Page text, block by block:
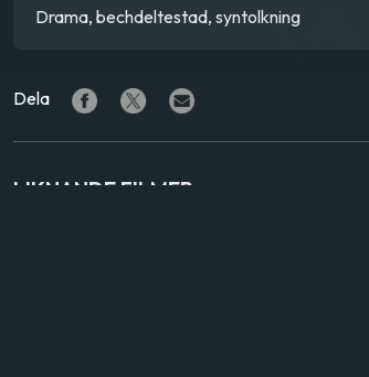
Drama, bechdeltestad, syntolkning
Dela
LIKNANDE FILMER